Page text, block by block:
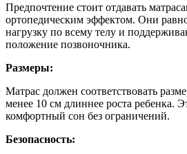
Предпочтение стоит отдавать
ортопедическим эффектом. Они
нагрузку по всему телу и
положение позвоночника.
Размеры:
Матрас должен соответствовать
менее 10 см длиннее роста ребенка.
комфортный сон без ограничений.
Безопасность: